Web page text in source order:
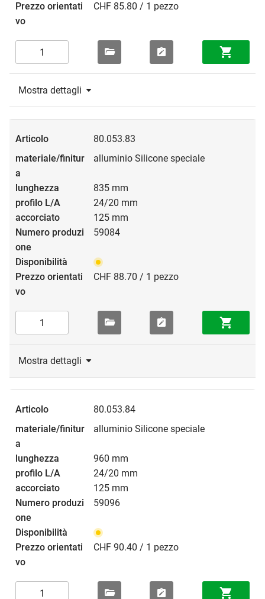
CHF 85.80 / 1 pezzo
Mostra dettagli
80.053.83
alluminio Silicone speciale
835 mm
24/20 mm
125 mm
59084
CHF 88.70 / 1 pezzo
Mostra dettagli
80.053.84
alluminio Silicone speciale
960 mm
24/20 mm
125 mm
59096
CHF 90.40 / 1 pezzo